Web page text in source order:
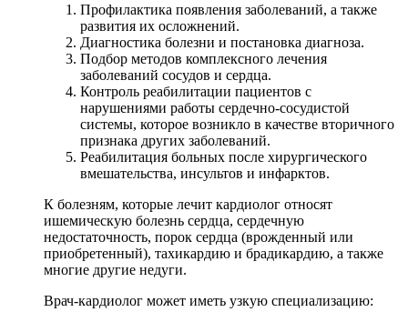
Профилактика появления заболеваний, а также
развития их осложнений.
Диагностика болезни и постановка диагноза.
Подбор методов комплексного лечения
заболеваний сосудов и сердца.
Контроль реабилитации пациентов с
нарушениями работы сердечно-сосудистой
системы, которое возникло в качестве вторичного
признака других заболеваний.
Реабилитация больных после хирургического
вмешательства, инсультов и инфарктов.
К болезням, которые лечит кардиолог относят
ишемическую болезнь сердца, сердечную
недостаточность, порок сердца (врожденный или
приобретенный), тахикардию и брадикардию, а также
многие другие недуги.
Врач-кардиолог может иметь узкую специализацию: